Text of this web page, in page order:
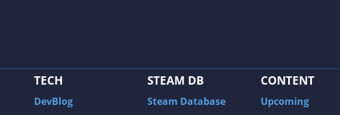
TECH
DevBlog
STEAM DB
Steam Database
CONTENT
Upcoming